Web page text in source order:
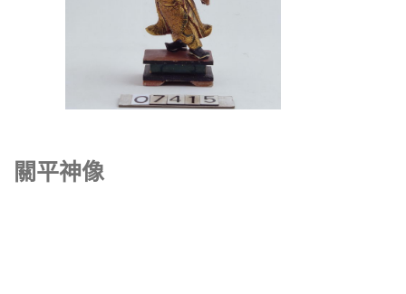
關平神像